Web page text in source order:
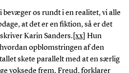
bevæger os rundt i en realitet, vi alle
at det er en fiktion, så er det
Karin Sanders. [xx] Hun
opblomstringen af den
skete parallelt med at en særlig
voksede frem. Freud, forklarer